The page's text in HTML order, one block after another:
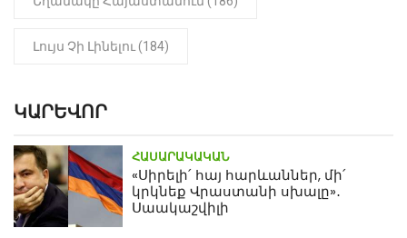
Լույս Չի Լինելու (184)
ԿԱՐԵՎՈՐ
ՀԱՍԱՐԱԿԱԿԱՆ
«Սիրելի՛ հայ հարևաններ, մի՛
կրկնեք Վրաստանի սխալը»․
Սաակաշվիլի